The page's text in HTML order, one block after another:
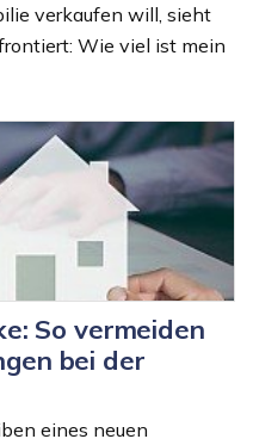
verkaufen will, sieht
Wie viel ist mein
So vermeiden
bei der
eines neuen